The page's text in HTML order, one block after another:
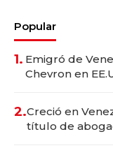
Popular
1. Emigró de
Chevron en
2.Creció en
título de